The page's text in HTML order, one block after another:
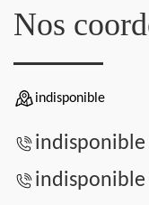
Nos
indisponible
indisponible
indisponible